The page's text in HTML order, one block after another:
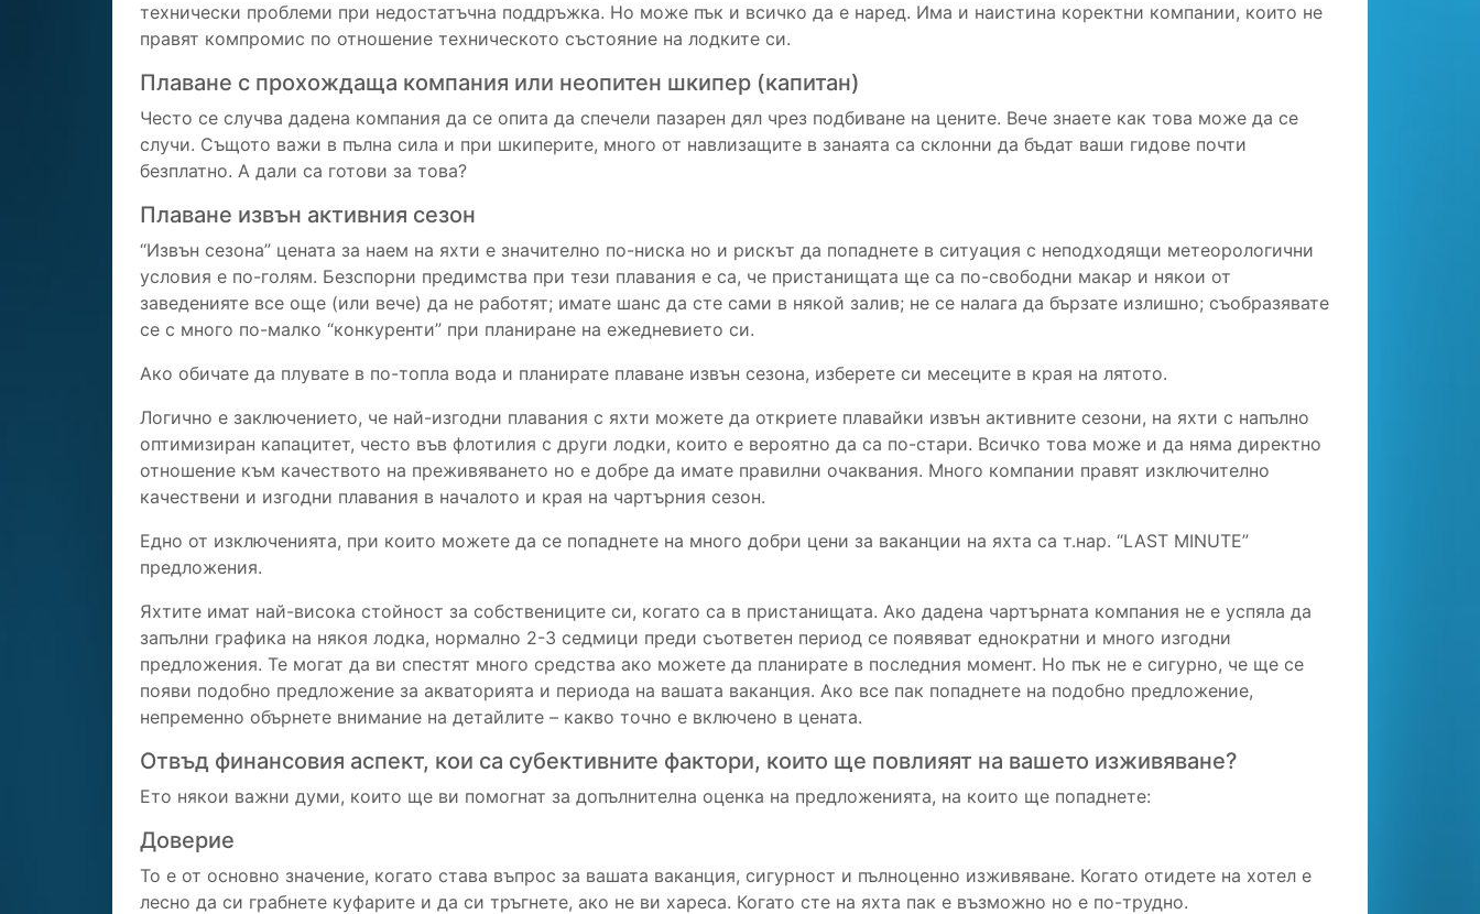
технически проблеми при недостатъчна поддръжка. Но може пък и всичко да е наред. Има и наистина коректни компании, които не
правят компромис по отношение техническото състояние на лодките си.
Плаване с прохождаща компания или неопитен шкипер (капитан)
Често се случва дадена компания да се опита да спечели пазарен дял чрез подбиване на цените. Вече знаете как това може да се
случи. Същото важи в пълна сила и при шкиперите, много от навлизащите в занаята са склонни да бъдат ваши гидове почти
безплатно. А дали са готови за това?
Плаване извън активния сезон
“Извън сезона” цената за наем на яхти е значително по-ниска но и рискът да попаднете в ситуация с неподходящи метеорологични
условия е по-голям. Безспорни предимства при тези плавания е са, че пристанищата ще са по-свободни макар и някои от
заведенияте все още (или вече) да не работят; имате шанс да сте сами в някой залив; не се налага да бързате излишно; съобразявате
се с много по-малко “конкуренти” при планиране на ежедневието си.
Ако обичате да плувате в по-топла вода и планирате плаване извън сезона, изберете си месеците в края на лятото.
Логично е заключението, че най-изгодни плавания с яхти можете да откриете плавайки извън активните сезони, на яхти с напълно
оптимизиран капацитет, често във флотилия с други лодки, които е вероятно да са по-стари. Всичко това може и да няма директно
отношение към качеството на преживяването но е добре да имате правилни очаквания. Много компании правят изключително
качествени и изгодни плавания в началото и края на чартърния сезон.
Едно от изключенията, при които можете да се попаднете на много добри цени за ваканции на яхта са т.нар. “LAST MINUTE”
предложения.
Яхтите имат най-висока стойност за собствениците си, когато са в пристанищата. Ако дадена чартърната компания не е успяла да
запълни графика на някоя лодка, нормално 2-3 седмици преди съответен период се появяват еднократни и много изгодни
предложения. Те могат да ви спестят много средства ако можете да планирате в последния момент. Но пък не е сигурно, че ще се
появи подобно предложение за акваторията и периода на вашата ваканция. Ако все пак попаднете на подобно предложение,
непременно обърнете внимание на детайлите – какво точно е включено в цената.
Отвъд финансовия аспект, кои са субективните фактори, които ще повлияят на вашето изживяване?
Ето някои важни думи, които ще ви помогнат за допълнителна оценка на предложенията, на които ще попаднете:
Доверие
То е от основно значение, когато става въпрос за вашата ваканция, сигурност и пълноценно изживяване. Когато отидете на хотел е
лесно да си грабнете куфарите и да си тръгнете, ако не ви хареса. Когато сте на яхта пак е възможно но е по-трудно.